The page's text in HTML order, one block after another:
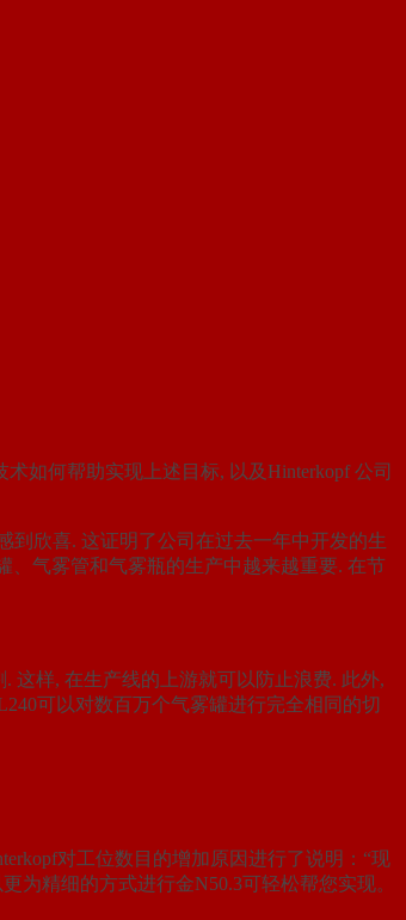
如何帮助实现上述目标, 以及Hinterkopf 公司
到欣喜. 这证明了公司在过去一年中开发的生
、气雾管和气雾瓶的生产中越来越重要. 在节
这样, 在生产线的上游就可以防止浪费. 此外,
可以对数百万个气雾罐进行完全相同的切
对工位数目的增加原因进行了说明：“现
为精细的方式进行金N50.3可轻松帮您实现。